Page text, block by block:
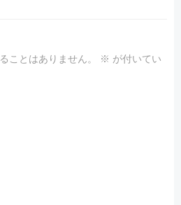
ことはありません。 ※ が付いてい